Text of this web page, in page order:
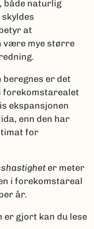
både naturlig
at
være mye større
er det
forekomstarealet
ekspansjonen
enn den har
for
er meter
i forekomstareal
år.
er gjort kan du lese